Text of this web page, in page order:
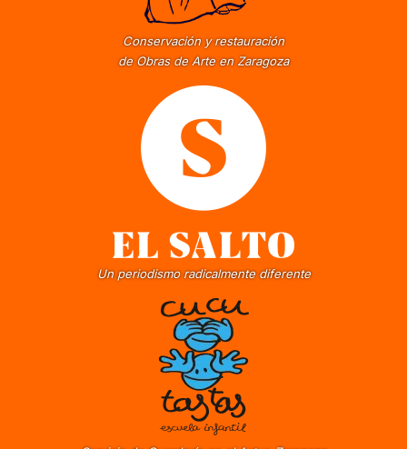
Conservación y restauración
de Obras de Arte en Zaragoza
Un periodismo radicalmente diferente